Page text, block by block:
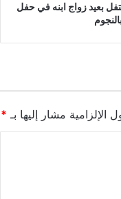
بعيد زواج ابنه في حفل
الإلزامية مشار إليها بـ *